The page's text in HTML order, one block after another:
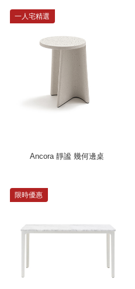
一人宅精選
Ancora 靜謐 幾何邊桌
限時優惠